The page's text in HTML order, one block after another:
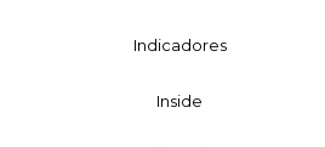
Indicadores
Inside